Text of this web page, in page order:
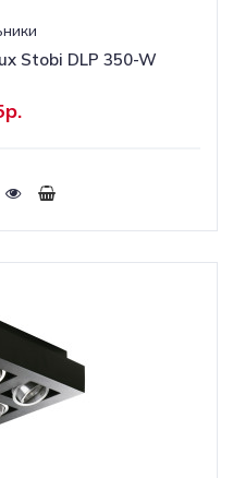
Stobi DLP 350-W